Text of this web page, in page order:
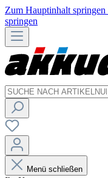
Zum Hauptinhalt springen
springen
Menü schließen